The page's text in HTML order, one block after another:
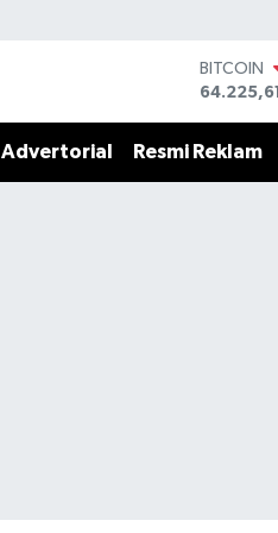
BITCOIN
64.225,61
47,7143
Advertorial Resmi Reklam